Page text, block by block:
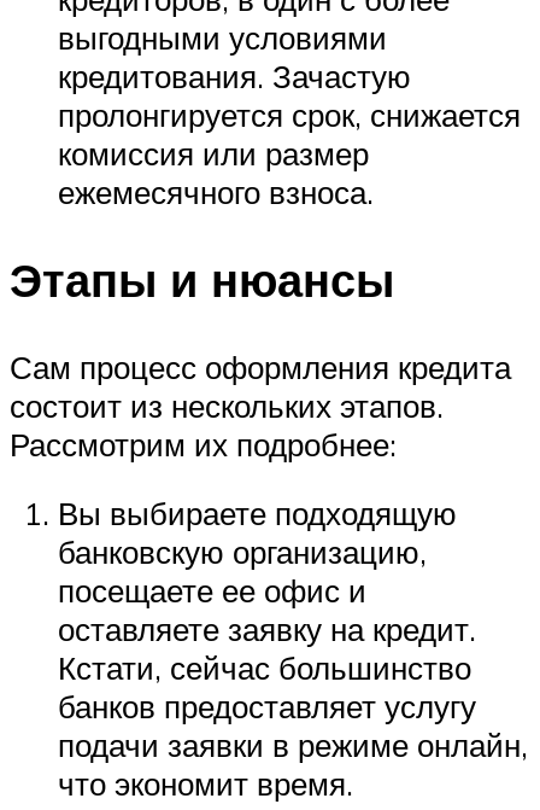
выгодными условиями
кредитования. Зачастую
пролонгируется срок, снижается
комиссия или размер
ежемесячного взноса.
Этапы и нюансы
Сам процесс оформления кредита
состоит из нескольких этапов.
Рассмотрим их подробнее:
Вы выбираете подходящую
банковскую организацию,
посещаете ее офис и
оставляете заявку на кредит.
Кстати, сейчас большинство
банков предоставляет услугу
подачи заявки в режиме онлайн,
что экономит время.